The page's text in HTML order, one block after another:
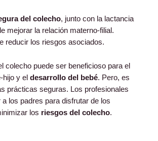
del colecho, junto con la lactancia
mejorar la relación materno-filial.
reducir los riesgos asociados.
colecho puede ser beneficioso para el
y el desarrollo del bebé. Pero, es
prácticas seguras. Los profesionales
a los padres para disfrutar de los
los riesgos del colecho.